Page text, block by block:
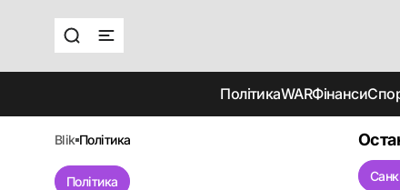
ПолітикаWARФінанси
blik політика
Політика